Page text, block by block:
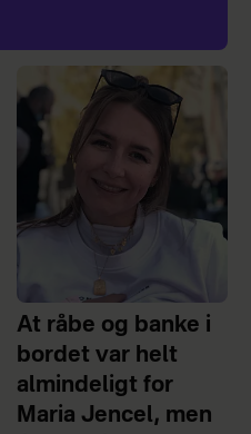
At råbe og banke i
bordet var helt
almindeligt for
Maria Jencel, men